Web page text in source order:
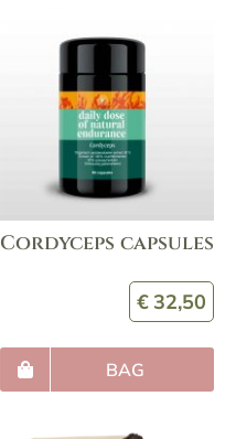
Cordyceps capsules
€32,50
BAG